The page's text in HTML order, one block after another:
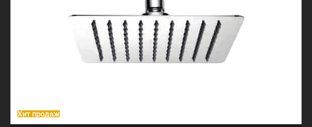
Хит продаж